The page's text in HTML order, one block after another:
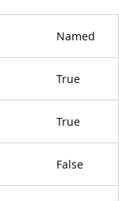
Named
True
True
False